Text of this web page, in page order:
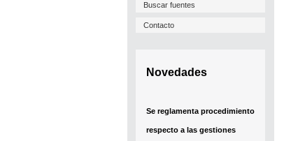
Buscar fuentes
Contacto
Novedades
Se reglamenta procedimiento
respecto a las gestiones